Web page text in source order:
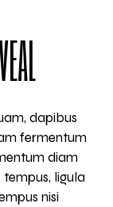
dapibus
fermentum
diam
ligula
nisi